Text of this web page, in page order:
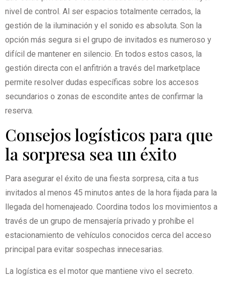
nivel de control. Al ser espacios totalmente cerrados, la
gestión de la iluminación y el sonido es absoluta. Son la
opción más segura si el grupo de invitados es numeroso y
difícil de mantener en silencio. En todos estos casos, la
gestión directa con el anfitrión a través del marketplace
permite resolver dudas específicas sobre los accesos
secundarios o zonas de escondite antes de confirmar la
reserva.
Consejos logísticos para que
la sorpresa sea un éxito
Para asegurar el éxito de una fiesta sorpresa, cita a tus
invitados al menos 45 minutos antes de la hora fijada para la
llegada del homenajeado. Coordina todos los movimientos a
través de un grupo de mensajería privado y prohíbe el
estacionamiento de vehículos conocidos cerca del acceso
principal para evitar sospechas innecesarias.
La logística es el motor que mantiene vivo el secreto.